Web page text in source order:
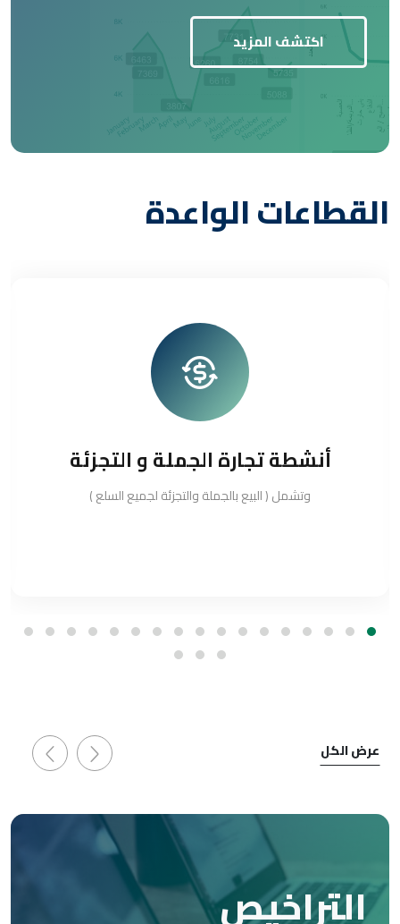
اكتشف المزيد
القطاعات الواعدة
أنشطة تجارة الجملة و التجزئة
وتشمل ( البيع بالجملة والتجزئة لجميع السلع )
عرض الكل
التراخيص